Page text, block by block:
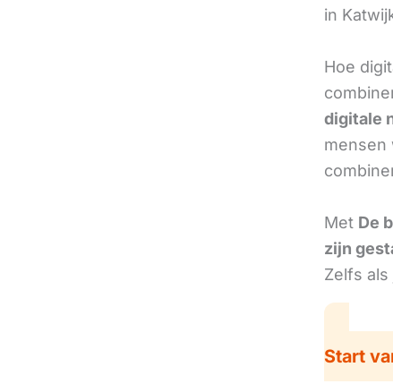
in
Hoe
digitale
mensen
Met De
zijn
Zelfs
Start